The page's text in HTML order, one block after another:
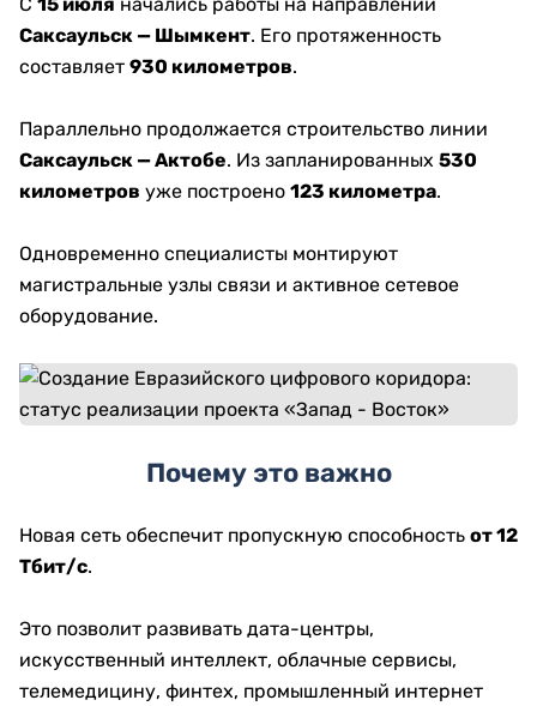
Саксаульск — Шымкент. Его протяженность
составляет 930 километров.
Параллельно продолжается строительство линии
Саксаульск — Актобе. Из запланированных 530
километров уже построено 123 километра.
Одновременно специалисты монтируют
магистральные узлы связи и активное сетевое
оборудование.
Почему это важно
Новая сеть обеспечит пропускную способность от 12
Тбит/с.
Это позволит развивать дата-центры,
искусственный интеллект, облачные сервисы,
телемедицину, финтех, промышленный интернет